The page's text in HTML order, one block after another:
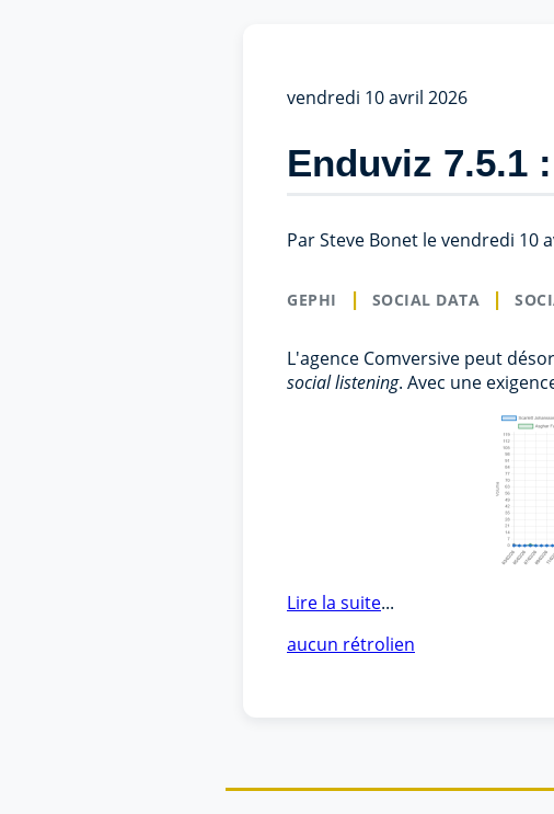
vendredi 10 avril 2026
Enduviz 7.5.1
Par Steve Bonet le vendredi 10
GEPHI SOCIAL DATA
L'agence Comversive peut
social listening. Avec une
Lire la suite...
aucun rétrolien